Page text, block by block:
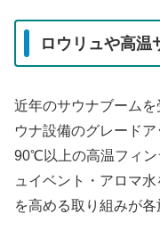
ロウリュや高温
近年のサウナブーム
ウナ設備のグレード
90℃以上の高温フィン
ュイベント・アロマ
を高める取り組みが各